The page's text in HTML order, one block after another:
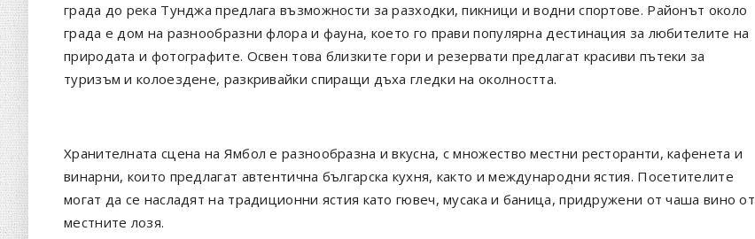
града до река Тунджа предлага възможности за разходки, пикници и водни спортове. Районът около
града е дом на разнообразни флора и фауна, което го прави популярна дестинация за любителите на
природата и фотографите. Освен това близките гори и резервати предлагат красиви пътеки за
туризъм и колоездене, разкривайки спиращи дъха гледки на околността.
Хранителната сцена на Ямбол е разнообразна и вкусна, с множество местни ресторанти, кафенета и
винарни, които предлагат автентична българска кухня, както и международни ястия. Посетителите
могат да се насладят на традиционни ястия като гювеч, мусака и баница, придружени от чаша вино от
местните лозя.